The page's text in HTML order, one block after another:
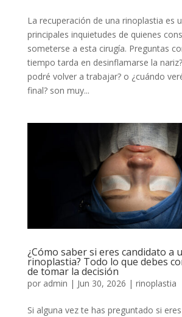
La recuperación de una rinoplastia es
principales inquietudes de quienes
someterse a esta cirugía. Preguntas
tiempo tarda en desinflamarse la
podré volver a trabajar? o ¿cuándo
final? son muy...
¿Cómo saber si eres candidato a
rinoplastia? Todo lo que debes
de tomar la decisión
por admin | Jun 30, 2026 | rinoplastia
Si alguna vez te has preguntado si